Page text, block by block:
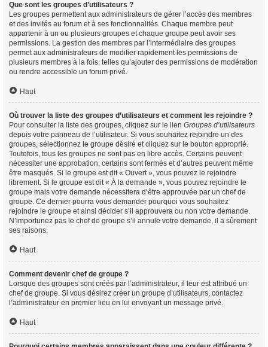
Que sont les groupes d’utilisateurs ?
Les groupes permettent aux administrateurs de gérer l’accès des membres
et des invités au forum et à ses fonctionnalités. Chaque membre peut
appartenir à un ou plusieurs groupes et chaque groupe peut avoir ses
permissions. La gestion des membres par l’intermédiaire des groupes
permet aux administrateurs de modifier rapidement les permissions de
plusieurs membres à la fois, telles qu’ajouter des permissions de modération
ou rendre accessible un forum privé.
Haut
Où trouver la liste des groupes d’utilisateurs et comment les rejoindre ?
Pour consulter la liste des groupes, cliquez sur le lien Groupes d’utilisateurs
depuis votre panneau de l’utilisateur. Si vous souhaitez rejoindre un des
groupes, sélectionnez le groupe désiré et cliquez sur le bouton approprié.
Toutefois, tous les groupes ne sont pas en libre accès. Certains peuvent
nécessiter une approbation, certains sont fermés et d’autres peuvent même
être masqués. Si le groupe est dit « Ouvert », vous pouvez le rejoindre
librement. Si le groupe est dit « À la demande », vous pouvez rejoindre le
groupe mais votre demande nécessitera d’être approuvée par un chef de
groupe. Ce dernier pourra vous demander pourquoi vous souhaitez
rejoindre le groupe et ainsi décider s’il approuvera ou non votre demande.
N’importunez pas le chef de groupe s’il annule votre demande, il a sûrement
ses raisons.
Haut
Comment devenir chef de groupe ?
Lorsque des groupes sont créés par l’administrateur, il leur est attribué un
chef de groupe. Si vous désirez créer un groupe d’utilisateurs, contactez
l’administrateur en premier lieu en lui envoyant un message privé.
Haut